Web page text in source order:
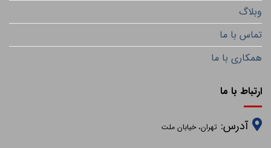
وبلاگ
تماس با ما
همکاری با ما
ارتباط با ما
آدرس: تهران، خیابان ملت